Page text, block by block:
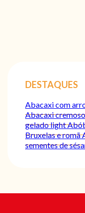
DESTAQUES
Abacaxi com
Abacaxi
gelado light
Bruxelas e romã
sementes de